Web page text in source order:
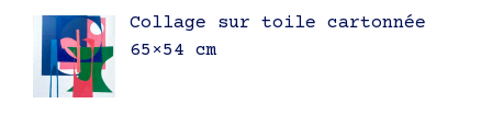
Collage sur toile cartonnée
65×54 cm